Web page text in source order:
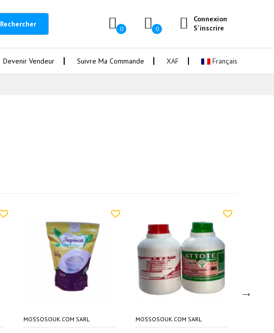
Rechercher
0 0
Connexion
S'inscrire
Devenir Vendeur Suivre Ma Commande XAF Français
MOSSOSOUK.COM SARL MOSSOSOUK.COM SARL